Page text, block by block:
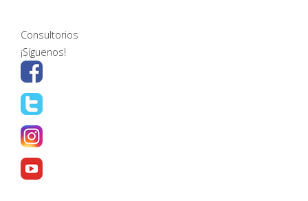
Consultorios
¡Síguenos!